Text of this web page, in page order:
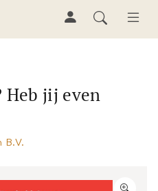
Heb jij even
B.V.